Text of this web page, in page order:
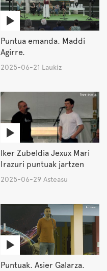
Puntua emanda. Maddi
Agirre.
2025-06-21 Laukiz
Iker Zubeldia Jexux Mari
Irazuri puntuak jartzen
2025-06-29 Asteasu
Puntuak. Asier Galarza.